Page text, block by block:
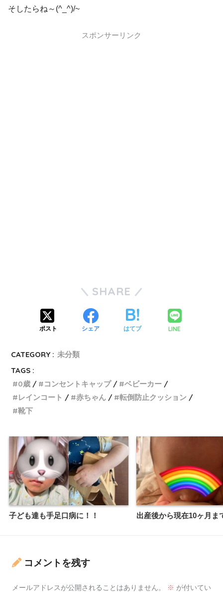
そしたらね～(^_^)/~
スポンサーリンク
SHARE
ポスト シェア はてブ LINE
CATEGORY : 未分類
TAGS :
0歳
コンセントキャップ
ベビーカー
レインコート
赤ちゃん
転倒防止クッション
靴下
子ども達も手足口病に！！ 出産後から現在10ヶ月ま
コメントを残す
メールアドレスが公開されることはありません。 ※ が付いてい